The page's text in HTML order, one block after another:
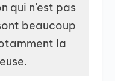
qui n’est pas
beaucoup
la